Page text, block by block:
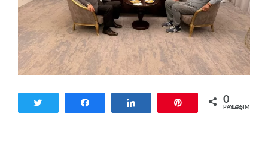
0
PAYLAŞIMLAR